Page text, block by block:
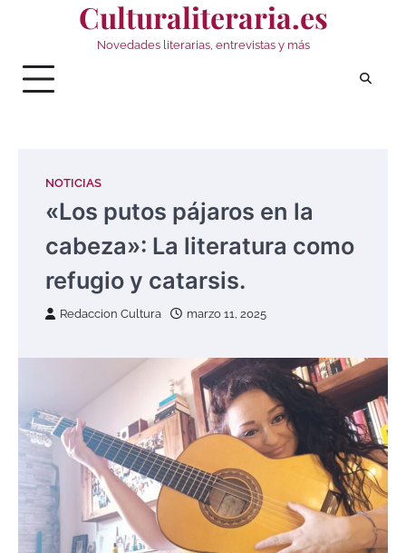
Culturaliteraria.es
Novedades literarias, entrevistas y más
NOTICIAS
«Los putos pájaros en la
cabeza»: La literatura como
refugio y catarsis.
Redaccion Cultura marzo 11, 2025